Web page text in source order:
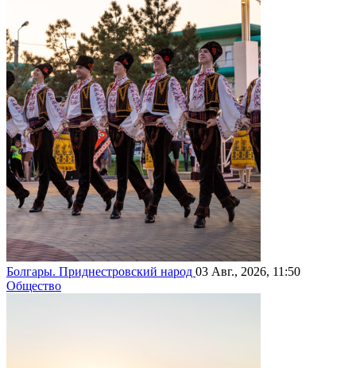
Болгары. Приднестровский народ 03 Авг., 2026, 11:50
Общество